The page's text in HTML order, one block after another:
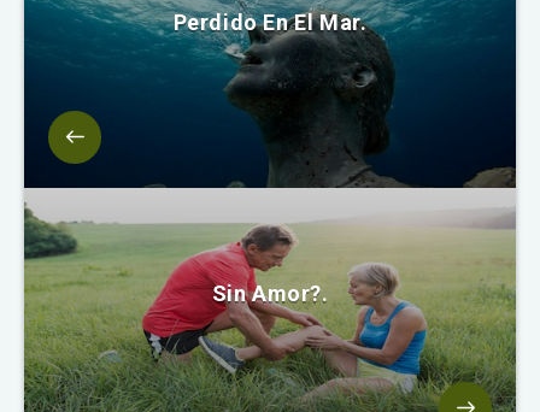
Perdido En El Mar.
Sin Amor?.